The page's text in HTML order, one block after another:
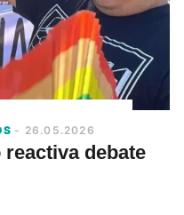
- 26.05.2026
debate